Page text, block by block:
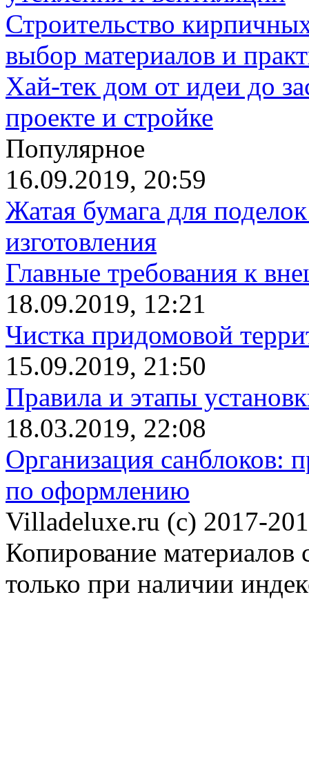
Строительство
выбор материалов и
Хай-тек дом от идеи до
проекте и стройке
Популярное
16.09.2019, 20:59
Жатая бумага для
изготовления
Главные требования к
18.09.2019, 12:21
Чистка придомовой
15.09.2019, 21:50
Правила и этапы
18.03.2019, 22:08
Организация санблоков:
по оформлению
Villadeluxe.ru (c) 2017-
Копирование материалов
только при наличии